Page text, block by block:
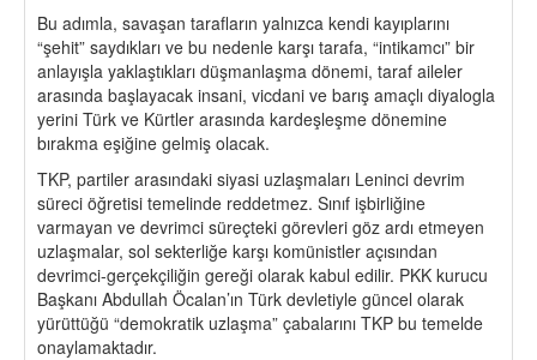
Bu adımla, savaşan tarafların yalnızca kendi kayıplarını
“şehit” saydıkları ve bu nedenle karşı tarafa, “intikamcı” bir
anlayışla yaklaştıkları düşmanlaşma dönemi, taraf aileler
arasında başlayacak insani, vicdani ve barış amaçlı diyalogla
yerini Türk ve Kürtler arasında kardeşleşme dönemine
bırakma eşiğine gelmiş olacak.
TKP, partiler arasındaki siyasi uzlaşmaları Leninci devrim
süreci öğretisi temelinde reddetmez. Sınıf işbirliğine
varmayan ve devrimci süreçteki görevleri göz ardı etmeyen
uzlaşmalar, sol sekterliğe karşı komünistler açısından
devrimci-gerçekçiliğin gereği olarak kabul edilir. PKK kurucu
Başkanı Abdullah Öcalan’ın Türk devletiyle güncel olarak
yürüttüğü “demokratik uzlaşma” çabalarını TKP bu temelde
onaylamaktadır.